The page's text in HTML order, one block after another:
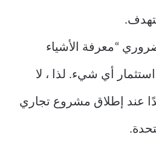
“معرفة الأشياء
أي شيء. لذا ، لا
عند إطلاق مشروع تجاري